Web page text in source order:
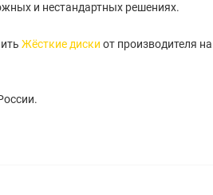
и нестандартных решениях.
Жёсткие диски от производителя